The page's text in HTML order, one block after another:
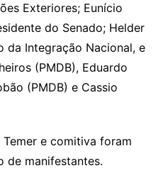
Exteriores; Eunício
do Senado; Helder
da Integração Nacional, e
(PMDB), Eduardo
(PMDB) e Cassio
e comitiva foram
de manifestantes.